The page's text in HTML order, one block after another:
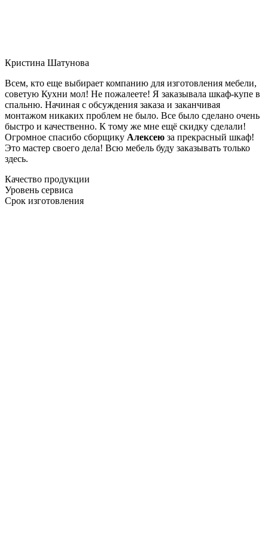
Кристина Шатунова
Всем, кто еще выбирает компанию для изготовления мебели,
советую Кухни мол! Не пожалеете! Я заказывала шкаф-купе в
спальню. Начиная с обсуждения заказа и заканчивая
монтажом никаких проблем не было. Все было сделано очень
быстро и качественно. К тому же мне ещё скидку сделали!
Огромное спасибо сборщику Алексею за прекрасный шкаф!
Это мастер своего дела! Всю мебель буду заказывать только
здесь.
Качество продукции
Уровень сервиса
Срок изготовления